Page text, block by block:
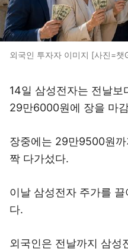
외국인 투자자 이미지 [사진=챗
14일 삼성전자는 전날
29만6000원에 장을 마
장중에는 29만9500원
짝 다가섰다.
이날 삼성전자 주가를
다.
외국인은 전날까지 삼성